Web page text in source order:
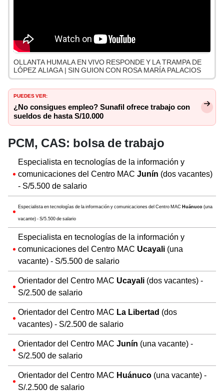
OLLANTA HUMALA EN VIVO RESPONDE Y LA TRAMPA DE
LÓPEZ ALIAGA | SIN GUION CON ROSA MARÍA PALACIOS
PUEDES VER:
¿No consigues empleo? Sunafil ofrece trabajo con
sueldos de hasta S/10.000
PCM, CAS: bolsa de trabajo
Especialista en tecnologías de la información y
comunicaciones del Centro MAC Junín (dos vacantes)
- S/5.500 de salario
Especialista en tecnologías de la información y comunicaciones del Centro MAC Huánuco (una
vacante) - S/5.500 de salario
Especialista en tecnologías de la información y
comunicaciones del Centro MAC Ucayali (una
vacante) - S/5.500 de salario
Orientador del Centro MAC Ucayali (dos vacantes) -
S/2.500 de salario
Orientador del Centro MAC La Libertad (dos
vacantes) - S/2.500 de salario
Orientador del Centro MAC Junín (una vacante) -
S/2.500 de salario
Orientador del Centro MAC Huánuco (una vacante) -
S/.2.500 de salario